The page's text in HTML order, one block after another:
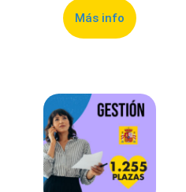
Más info